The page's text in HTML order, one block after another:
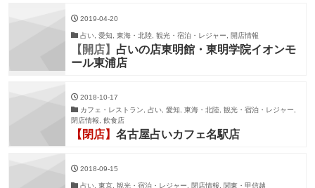
2019-04-20
占い, 愛知, 東海・北陸, 観光・宿泊・レジャー, 開店情報
【開店】 占いの店東明館・東明学院イオンモ
ール東浦店
2018-10-17
カフェ・レストラン, 占い, 愛知, 東海・北陸, 観光・宿泊・レジャー,
閉店情報, 飲食店
【閉店】 名古屋占いカフェ名駅店
2018-09-15
占い, 東京, 観光・宿泊・レジャー, 閉店情報, 関東・甲信越